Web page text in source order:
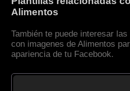
Alimentos
También te puede interesar
con imagenes de Alimentos
apariencia de tu Facebook.